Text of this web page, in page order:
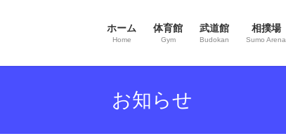
ホーム
Home
体育館
Gym
武道館
Budokan
相撲場
Sumo Arena
お知らせ